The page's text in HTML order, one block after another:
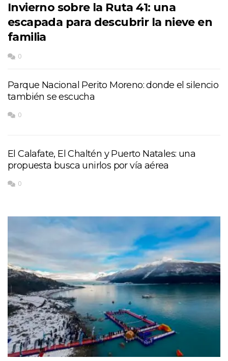
Invierno sobre la Ruta 41: una
escapada para descubrir la nieve en
familia
0
Parque Nacional Perito Moreno: donde el silencio
también se escucha
0
El Calafate, El Chaltén y Puerto Natales: una
propuesta busca unirlos por vía aérea
0